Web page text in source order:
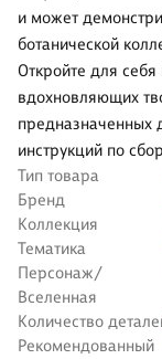
и может
ботанической
Откройте для
вдохновляющих
предназначенных
инструкций по
Тип товара
Бренд
Коллекция
Тематика
Персонаж/
Вселенная
Количество
Рекомендованный